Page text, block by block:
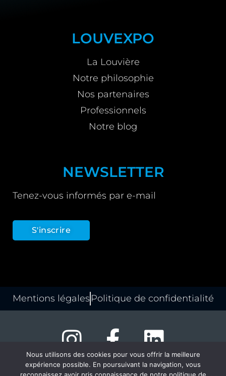
LOUVEXPO
La Louvière
Notre philosophie
Nos partenaires
Professionnels
Notre blog
NEWSLETTER
Tenez-vous informés par e-mail
S'inscrire
Mentions légales Politique de confidentialité
© copyright louvexpo.be – 2024
Nous utilisons des cookies pour vous offrir la meilleure
expérience possible. En poursuivant la navigation, vous